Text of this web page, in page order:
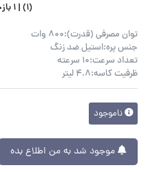
(1) | 1 بازخورد کاربران
توان مصرفی (قدرت):800 وات
جنس پره:استیل ضد زنگ
تعداد سرعت:10 سرعته
ظرفیت کاسه:4.8 لیتر
ناموجود
موجود شد به من اطلاع بده